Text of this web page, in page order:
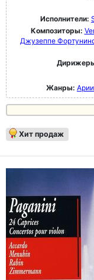
Исполнители:
Композиторы:
Джузеппе
Жанры:
Хит продаж